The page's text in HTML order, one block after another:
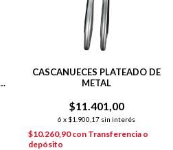
CASCANUECES PLATEADO DE
METAL
$11.401,00
6 x $1.900,17 sin interés
$10.260,90con Transferencia o
depósito